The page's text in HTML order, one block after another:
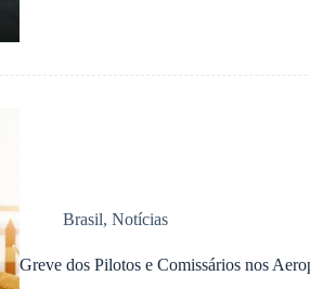
Brasil, Notícias
Greve dos Pilotos e Comissários nos